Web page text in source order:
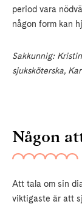
period vara
någon form kan
Sakkunnig:
sjuksköterska,
Någon
Att tala om sin
viktigaste är att